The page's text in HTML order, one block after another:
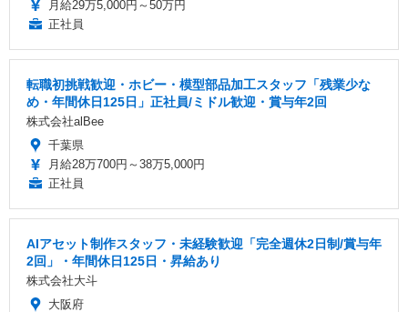
月給29万5,000円～50万円
正社員
転職初挑戦歓迎・ホビー・模型部品加工スタッフ「残業少な
め・年間休日125日」正社員/ミドル歓迎・賞与年2回
株式会社alBee
千葉県
月給28万700円～38万5,000円
正社員
AIアセット制作スタッフ・未経験歓迎「完全週休2日制/賞与年
2回」・年間休日125日・昇給あり
株式会社大斗
大阪府